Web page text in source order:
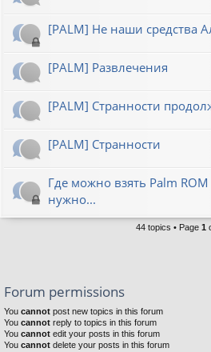
[PALM] Не наши средства
[PALM] Развлечения
[PALM] Странности
[PALM] Странности
Где можно взять Palm
нужно...
44 topics • Page 1
Forum permissions
You cannot post new topics in this forum
You cannot reply to topics in this forum
You cannot edit your posts in this forum
You cannot delete your posts in this forum